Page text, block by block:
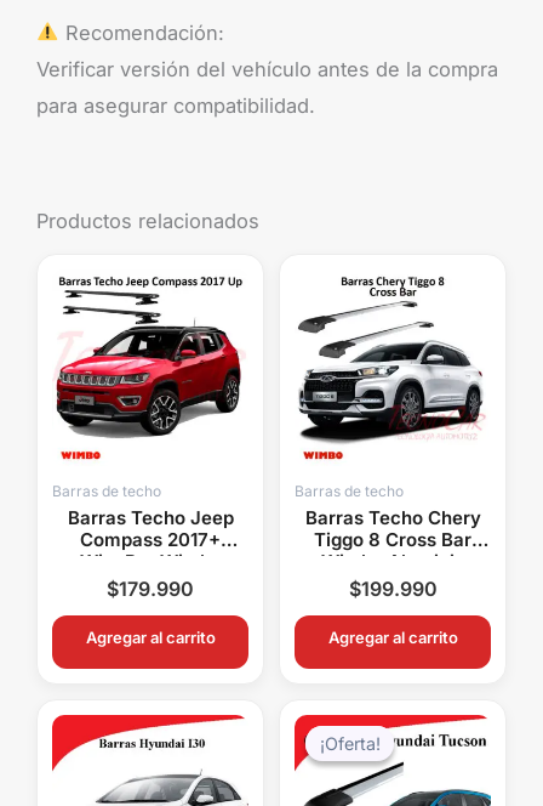
Recomendación:
Verificar versión del vehículo antes de la compra
para asegurar compatibilidad.
Productos relacionados
Barras de techo
Barras Techo Jeep
Compass 2017+
WingBar Wimbo
Aluminio
Portaequipaje
$179.990
Agregar al carrito
Barras de techo
Barras Techo Chery
Tiggo 8 Cross Bar
Wimbo Aluminio
Portaequipaje
$199.990
Agregar al carrito
¡Oferta!
¡Oferta!
El
precio
original
era:
El
precio